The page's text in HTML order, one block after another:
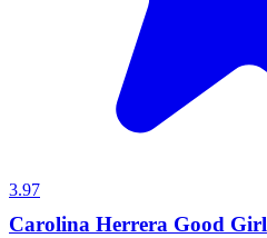
3.97
Carolina Herrera Good Girl